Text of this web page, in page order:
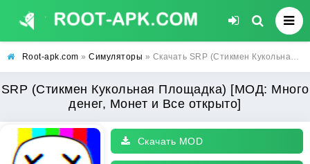
Root-apk.com » Симуляторы » Скачать SRP (Стикмен Кукольная Площадка) [МОД: Много денег, Монет и Все открыто] | Взлом SRP на Андроид
SRP (Стикмен Кукольная Площадка) [МОД: Много
денег, Монет и Все открыто]
Скачать MOD